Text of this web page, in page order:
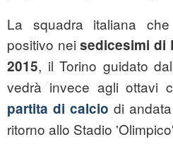
La squadra italiana
positivo neisedicesimi di
2015, il Torino guidato
vedrà invece agli ottavi
partita di calcio di
ritorno allo Stadio